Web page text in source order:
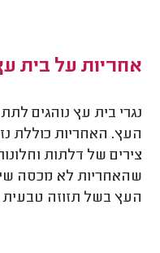
אחריות על בית
נגרי בית עץ נוהגים
העץ. האחריות כוללת
צירים של דלתות
שהאחריות לא מכסה
העץ בשל תזוזה